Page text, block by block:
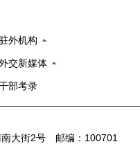
外机构
交新媒体
部考录
南大街2号 邮编：100701